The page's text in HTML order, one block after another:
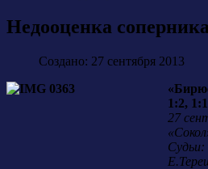
Недооценка соперника
Создано: 27 сентября 2013
1:2,
27